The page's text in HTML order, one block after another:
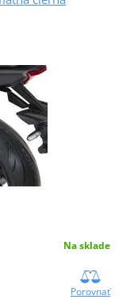
Na sklade
Porovnať